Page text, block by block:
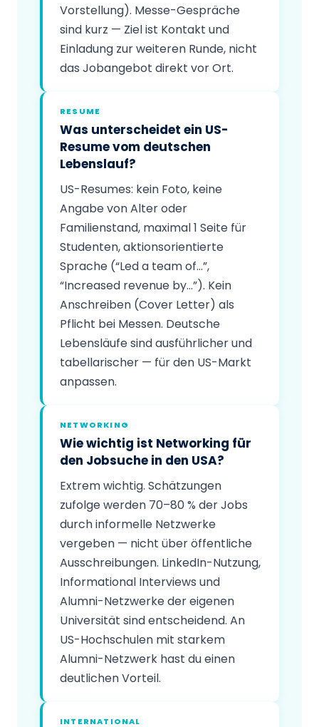
Vorstellung). Messe-Gespräche
sind kurz — Ziel ist Kontakt und
Einladung zur weiteren Runde, nicht
das Jobangebot direkt vor Ort.
RESUME
Was unterscheidet ein US-
Resume vom deutschen
Lebenslauf?
US-Resumes: kein Foto, keine
Angabe von Alter oder
Familienstand, maximal 1 Seite für
Studenten, aktionsorientierte
Sprache (“Led a team of…”,
“Increased revenue by…”). Kein
Anschreiben (Cover Letter) als
Pflicht bei Messen. Deutsche
Lebensläufe sind ausführlicher und
tabellarischer — für den US-Markt
anpassen.
NETWORKING
Wie wichtig ist Networking für
den Jobsuche in den USA?
Extrem wichtig. Schätzungen
zufolge werden 70–80 % der Jobs
durch informelle Netzwerke
vergeben — nicht über öffentliche
Ausschreibungen. LinkedIn-Nutzung,
Informational Interviews und
Alumni-Netzwerke der eigenen
Universität sind entscheidend. An
US-Hochschulen mit starkem
Alumni-Netzwerk hast du einen
deutlichen Vorteil.
INTERNATIONAL